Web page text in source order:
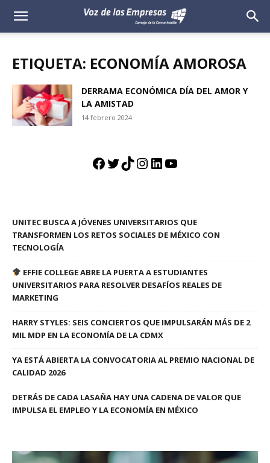
Voz
Empresas
ETIQUETA: ECONOMÍA AMOROSA
DERRAMA ECONÓMICA DÍA DEL AMOR Y
LA AMISTAD
14 febrero 2024
Facebook
Twitter
TikTok
Instagram
LinkedIn
YouTube
UNITEC BUSCA A JÓVENES UNIVERSITARIOS QUE
TRANSFORMEN LOS RETOS SOCIALES DE MÉXICO CON
TECNOLOGÍA
EFFIE COLLEGE ABRE LA PUERTA A ESTUDIANTES
UNIVERSITARIOS PARA RESOLVER DESAFÍOS REALES DE
MARKETING
HARRY STYLES: SEIS CONCIERTOS QUE IMPULSARÁN MÁS DE 2
MIL MDP EN LA ECONOMÍA DE LA CDMX
YA ESTÁ ABIERTA LA CONVOCATORIA AL PREMIO NACIONAL DE
CALIDAD 2026
DETRÁS DE CADA LASAÑA HAY UNA CADENA DE VALOR QUE
IMPULSA EL EMPLEO Y LA ECONOMÍA EN MÉXICO